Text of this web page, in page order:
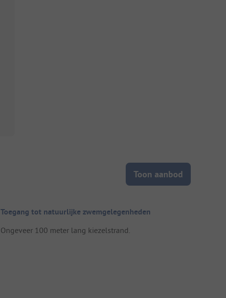
Toon aanbod
Toegang tot natuurlijke zwemgelegenheden
Ongeveer 100 meter lang kiezelstrand.